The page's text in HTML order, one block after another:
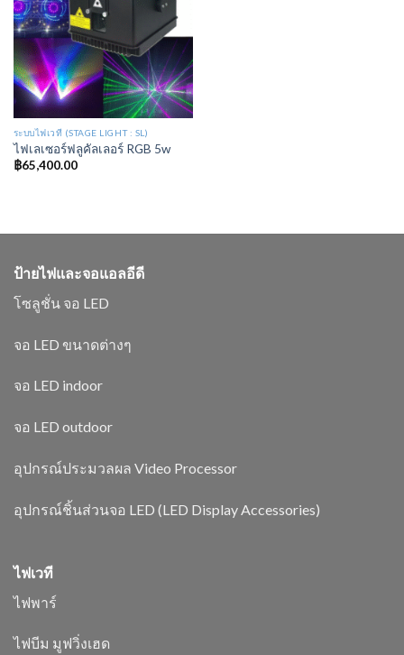
ระบบไฟเวที (STAGE LIGHT : SL)
ไฟเลเซอร์ฟลูคัลเลอร์ RGB 5w
฿65,400.00
ป้ายไฟและจอแอลอีดี
โซลูชั่น จอ LED
จอ LED ขนาดต่างๆ
จอ LED indoor
จอ LED outdoor
อุปกรณ์ประมวลผล Video Processor
อุปกรณ์ชิ้นส่วนจอ LED (LED Display Accessories)
ไฟเวที
ไฟพาร์
ไฟบีม มูฟวิ่งเฮด